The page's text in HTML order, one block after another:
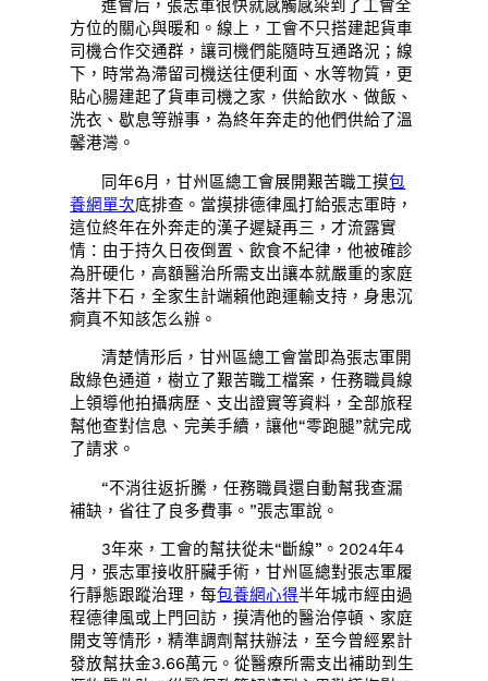
進會后，張志軍很快就感觸感染到了工會全
方位的關心與暖和。線上，工會不只搭建起貨車
司機合作交通群，讓司機們能隨時互通路況；線
下，時常為滯留司機送往便利面、水等物質，更
貼心腸建起了貨車司機之家，供給飲水、做飯、
洗衣、歇息等辦事，為終年奔走的他們供給了溫
馨港灣。
同年6月，甘州區總工會展開艱苦職工摸包
養網單次底排查。當摸排德律風打給張志軍時，
這位終年在外奔走的漢子遲疑再三，才流露實
情：由于持久日夜倒置、飲食不紀律，他被確診
為肝硬化，高額醫治所需支出讓本就嚴重的家庭
落井下石，全家生計端賴他跑運輸支持，身患沉
痾真不知該怎么辦。
清楚情形后，甘州區總工會當即為張志軍開
啟綠色通道，樹立了艱苦職工檔案，任務職員線
上領導他拍攝病歷、支出證實等資料，全部旅程
幫他查對信息、完美手續，讓他“零跑腿”就完成
了請求。
“不消往返折騰，任務職員還自動幫我查漏
補缺，省往了良多費事。”張志軍說。
3年來，工會的幫扶從未“斷線”。2024年4
月，張志軍接收肝臟手術，甘州區總對張志軍履
行靜態跟蹤治理，每包養網心得半年城市經由過
程德律風或上門回訪，摸清他的醫治停頓、家庭
開支等情形，精準調劑幫扶辦法，至今曾經累計
發放幫扶金3.66萬元。從醫療所需支出補助到生